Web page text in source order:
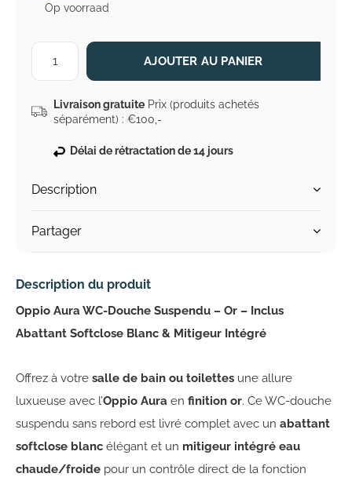
Op voorraad
AJOUTER AU PANIER
Livraison gratuite Prix (produits achetés
séparément) : €100,-
Délai de rétractation de 14 jours
Description
Partager
Description du produit
Oppio Aura WC-Douche Suspendu – Or – Inclus
Abattant Softclose Blanc & Mitigeur Intégré
Offrez à votre salle de bain ou toilettes une allure
luxueuse avec l’Oppio Aura en finition or. Ce WC-douche
suspendu sans rebord est livré complet avec un abattant
softclose blanc élégant et un mitigeur intégré eau
chaude/froide pour un contrôle direct de la fonction